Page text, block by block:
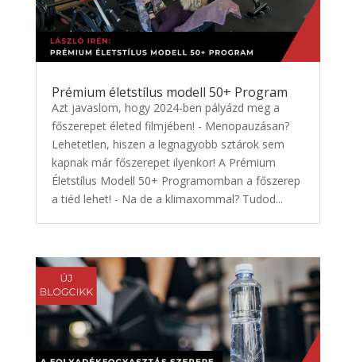
Prémium életstílus modell 50+ Program
Azt javaslom, hogy 2024-ben pályázd meg a
főszerepet életed filmjében! - Menopauzásan?
Lehetetlen, hiszen a legnagyobb sztárok sem
kapnak már főszerepet ilyenkor! A Prémium
Életstílus Modell 50+ Programomban a főszerep
a tiéd lehet! - Na de a klimaxommal? Tudod...